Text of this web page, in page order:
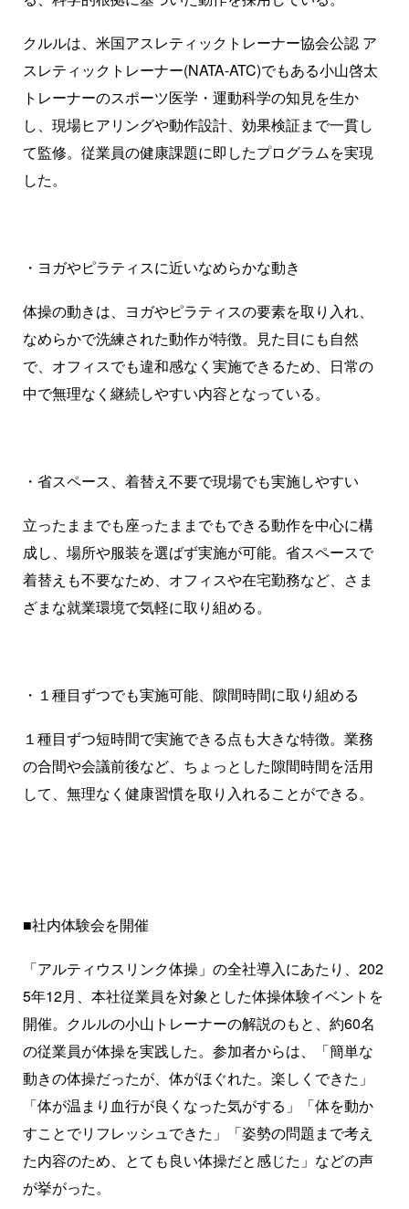
クルルは、米国アスレティックトレーナー協会公認 ア
スレティックトレーナー(NATA-ATC)でもある小山啓太
トレーナーのスポーツ医学・運動科学の知見を生か
し、現場ヒアリングや動作設計、効果検証まで一貫し
て監修。従業員の健康課題に即したプログラムを実現
した。
・ヨガやピラティスに近いなめらかな動き
体操の動きは、ヨガやピラティスの要素を取り入れ、
なめらかで洗練された動作が特徴。見た目にも自然
で、オフィスでも違和感なく実施できるため、日常の
中で無理なく継続しやすい内容となっている。
・省スペース、着替え不要で現場でも実施しやすい
立ったままでも座ったままでもできる動作を中心に構
成し、場所や服装を選ばず実施が可能。省スペースで
着替えも不要なため、オフィスや在宅勤務など、さま
ざまな就業環境で気軽に取り組める。
・１種目ずつでも実施可能、隙間時間に取り組める
１種目ずつ短時間で実施できる点も大きな特徴。業務
の合間や会議前後など、ちょっとした隙間時間を活用
して、無理なく健康習慣を取り入れることができる。
■社内体験会を開催
「アルティウスリンク体操」の全社導入にあたり、202
5年12月、本社従業員を対象とした体操体験イベントを
開催。クルルの小山トレーナーの解説のもと、約60名
の従業員が体操を実践した。参加者からは、「簡単な
動きの体操だったが、体がほぐれた。楽しくできた」
「体が温まり血行が良くなった気がする」「体を動か
すことでリフレッシュできた」「姿勢の問題まで考え
た内容のため、とても良い体操だと感じた」などの声
が挙がった。